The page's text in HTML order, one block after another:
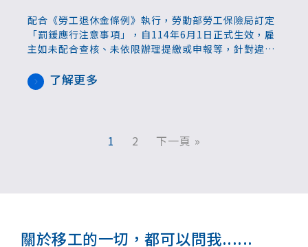
配合《勞工退休金條例》執行，勞動部勞工保險局訂定
「罰鍰應行注意事項」，自114年6月1日正式生效，雇
主如未配合查核、未依限辦理提繳或申報等，針對違規
制。勞保局提醒企業雇主應重視並即早檢視內部制度，
以免受罰。
了解更多
1 2 下一頁 »
關於移工的一切，都可以問我......